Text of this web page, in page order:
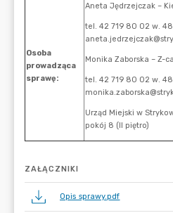
ZAŁĄCZNIKI
Opis sprawy.pdf